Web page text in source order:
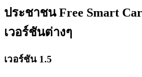
ประชาชน Free Smart
เวอร์ชันต่างๆ
เวอร์ชัน 1.5